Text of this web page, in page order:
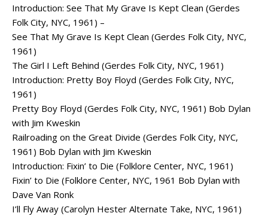
Introduction: See That My Grave Is Kept Clean (Gerdes
Folk City, NYC, 1961) –
See That My Grave Is Kept Clean (Gerdes Folk City, NYC,
1961)
The Girl I Left Behind (Gerdes Folk City, NYC, 1961)
Introduction: Pretty Boy Floyd (Gerdes Folk City, NYC,
1961)
Pretty Boy Floyd (Gerdes Folk City, NYC, 1961) Bob Dylan
with Jim Kweskin
Railroading on the Great Divide (Gerdes Folk City, NYC,
1961) Bob Dylan with Jim Kweskin
Introduction: Fixin’ to Die (Folklore Center, NYC, 1961)
Fixin’ to Die (Folklore Center, NYC, 1961 Bob Dylan with
Dave Van Ronk
I’ll Fly Away (Carolyn Hester Alternate Take, NYC, 1961)